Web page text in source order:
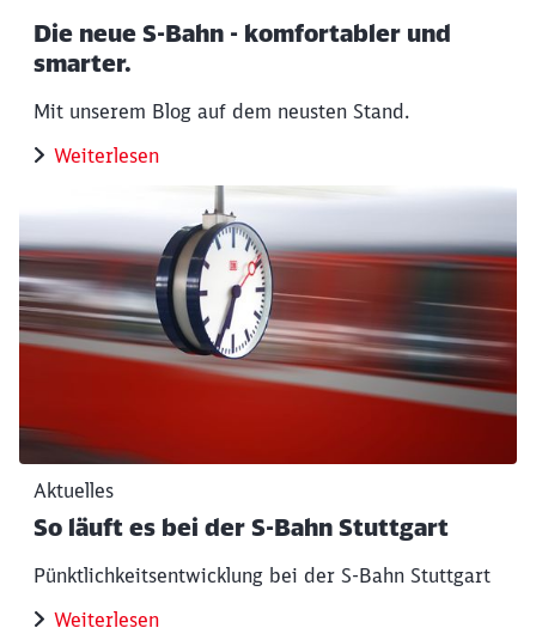
Die neue S-Bahn - komfortabler und
smarter.
Mit unserem Blog auf dem neusten Stand.
Weiterlesen
Aktuelles
So läuft es bei der S-Bahn Stuttgart
Pünktlichkeitsentwicklung bei der S-Bahn Stuttgart
Weiterlesen
Möchten Sie zuweitergeleitet
werden?
Abbrechen